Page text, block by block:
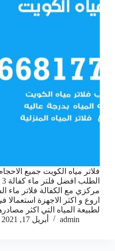
فلاتر مياه الكويت جميع
مركزي مع الكفالة فلاتر ماء
اروع و اكثر الاجهزة استعمالا
لطبيعة المياه التي اكثر
admin
أبريل 17, 2021